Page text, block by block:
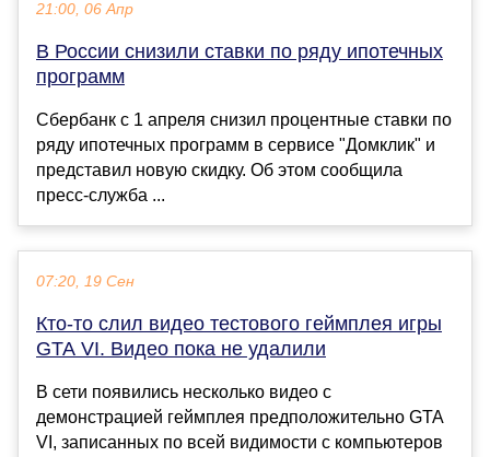
21:00, 06 Апр
В России снизили ставки по ряду ипотечных
программ
Сбербанк с 1 апреля снизил процентные ставки по
ряду ипотечных программ в сервисе "Домклик" и
представил новую скидку. Об этом сообщила
пресс-служба ...
07:20, 19 Сен
Кто-то слил видео тестового геймплея игры
GTA VI. Видео пока не удалили
В сети появились несколько видео с
демонстрацией геймплея предположительно GTA
VI, записанных по всей видимости с компьютеров